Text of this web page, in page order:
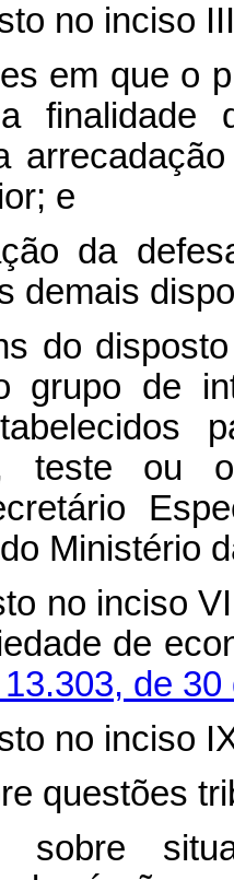
no inciso
em que o
e
da
demais
do
grupo de
teste ou
Ministério
no inciso
de
13.303, de
no inciso
questões